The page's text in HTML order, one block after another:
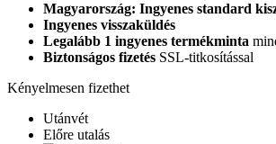
Magyarország: Ingyenes standard
Ingyenes visszaküldés
Legalább 1 ingyenes termékminta
Biztonságos fizetés SSL-titkosítással
Kényelmesen fizethet
Utánvét
Előre utalás